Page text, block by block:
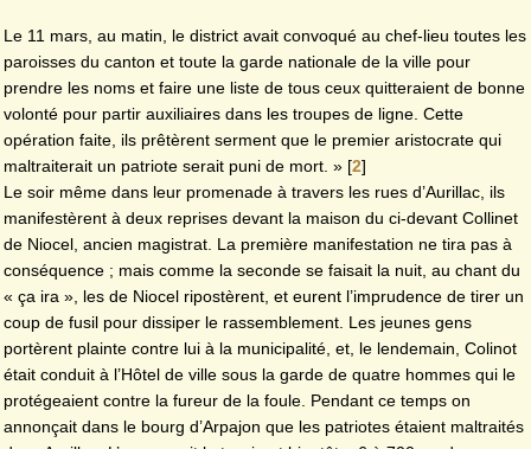
Le 11 mars, au matin, le district avait convoqué au chef-lieu toutes les
paroisses du canton et toute la garde nationale de la ville pour
prendre les noms et faire une liste de tous ceux quitteraient de bonne
volonté pour partir auxiliaires dans les troupes de ligne. Cette
opération faite, ils prêtèrent serment que le premier aristocrate qui
maltraiterait un patriote serait puni de mort. » [2]
Le soir même dans leur promenade à travers les rues d’Aurillac, ils
manifestèrent à deux reprises devant la maison du ci-devant Collinet
de Niocel, ancien magistrat. La première manifestation ne tira pas à
conséquence ; mais comme la seconde se faisait la nuit, au chant du
« ça ira », les de Niocel ripostèrent, et eurent l’imprudence de tirer un
coup de fusil pour dissiper le rassemblement. Les jeunes gens
portèrent plainte contre lui à la municipalité, et, le lendemain, Colinot
était conduit à l’Hôtel de ville sous la garde de quatre hommes qui le
protégeaient contre la fureur de la foule. Pendant ce temps on
annonçait dans le bourg d’Arpajon que les patriotes étaient maltraités